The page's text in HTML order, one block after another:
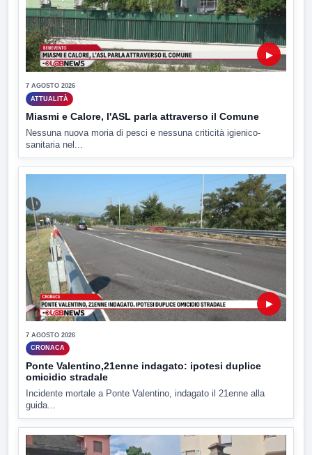
▶
7 AGOSTO 2026
ATTUALITÀ
Miasmi e Calore, l'ASL parla attraverso il Comune
Nessuna nuova moria di pesci e nessuna criticità igienico-
sanitaria nel...
▶
7 AGOSTO 2026
CRONACA
Ponte Valentino,21enne indagato: ipotesi duplice
omicidio stradale
Incidente mortale a Ponte Valentino, indagato il 21enne alla
guida...